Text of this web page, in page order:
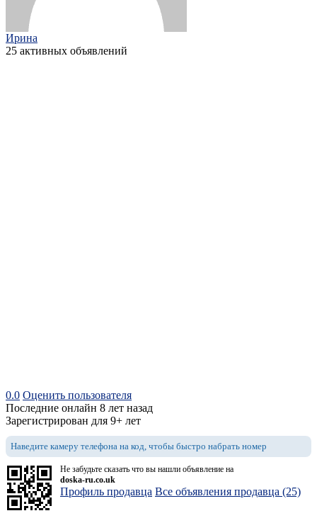
Ирина
25 активных объявлений
0.0 Оценить пользователя
Последние онлайн 8 лет назад
Зарегистрирован для 9+ лет
Наведите камеру телефона на код, чтобы быстро набрать номер
Не забудьте сказать что вы нашли объявление на
doska-ru.co.uk
Профиль продавца Все объявления продавца (25)